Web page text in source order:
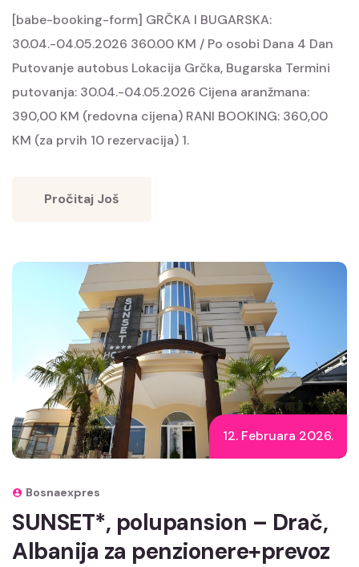
[babe-booking-form] GRČKA I BUGARSKA:
30.04.-04.05.2026 360.00 KM / Po osobi Dana 4 Dan
Putovanje autobus Lokacija Grčka, Bugarska Termini
putovanja: 30.04.-04.05.2026 Cijena aranžmana:
390,00 KM (redovna cijena) RANI BOOKING: 360,00
KM (za prvih 10 rezervacija) 1.
Pročitaj Još
12. Februara 2026.
Bosnaexpres
SUNSET*, polupansion – Drač,
Albanija za penzionere+prevoz